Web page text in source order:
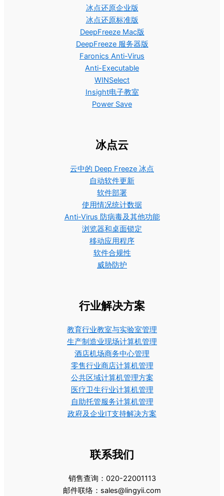
冰点还原企业版
冰点还原标准版
DeepFreeze Mac版
DeepFreeze 服务器版
Faronics Anti-Virus
Anti-Executable
WINSelect
Insight电子教室
Power Save
冰点云
云中的 Deep Freeze 冰点
自动软件更新
软件部署
使用情况统计数据
Anti-Virus 防病毒及其他功能
浏览器和桌面锁定
移动应用程序
软件合规性
威胁防护
行业解决方案
教育行业教室与实验室管理
生产制造业现场计算机管理
酒店机场商务中心管理
零售行业商店计算机管理
公共区域计算机管理方案
医疗卫生行业计算机管理
自助托管服务计算机管理
政府及企业IT支持解决方案
联系我们
销售查询：020-22001113
邮件联络：sales@lingyii.com